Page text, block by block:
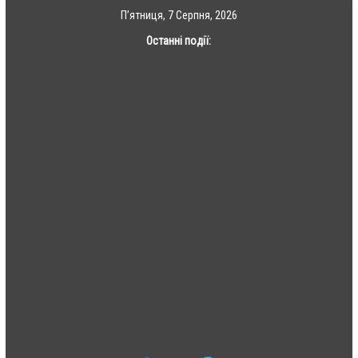
П’ятниця, 7 Серпня, 2026
Останні події: